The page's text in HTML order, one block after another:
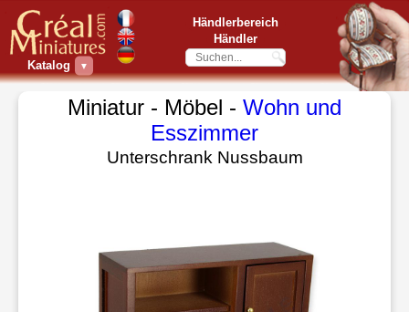
Katalog ▼
Händlerbereich
Händler
Miniatur - Möbel - Wohn und
Esszimmer
Unterschrank Nussbaum